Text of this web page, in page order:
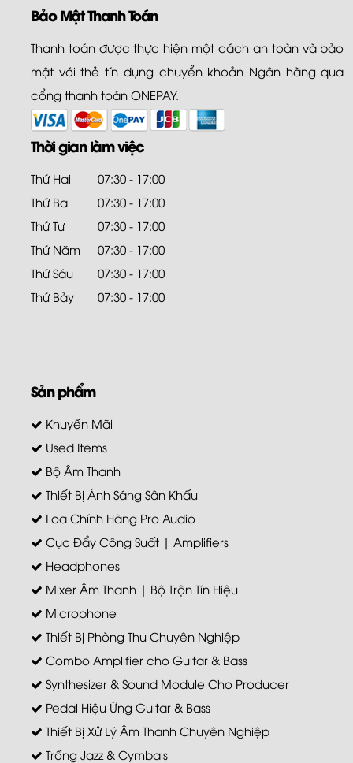
Bảo Mật Thanh Toán
Thanh toán được thực hiện một cách an toàn và bảo
mật với thẻ tín dụng chuyển khoản Ngân hàng qua
cổng thanh toán ONEPAY.
Thời gian làm việc
Thứ Hai
07:30 - 17:00
Thứ Ba
07:30 - 17:00
Thứ Tư
07:30 - 17:00
Thứ Năm
07:30 - 17:00
Thứ Sáu
07:30 - 17:00
Thứ Bảy
07:30 - 17:00
Sản phẩm
Khuyến Mãi
Used Items
Bộ Âm Thanh
Thiết Bị Ánh Sáng Sân Khấu
Loa Chính Hãng Pro Audio
Cục Đẩy Công Suất | Amplifiers
Headphones
Mixer Âm Thanh | Bộ Trộn Tín Hiệu
Microphone
Thiết Bị Phòng Thu Chuyên Nghiệp
Combo Amplifier cho Guitar & Bass
Synthesizer & Sound Module Cho Producer
Pedal Hiệu Ứng Guitar & Bass
Thiết Bị Xử Lý Âm Thanh Chuyên Nghiệp
Trống Jazz & Cymbals